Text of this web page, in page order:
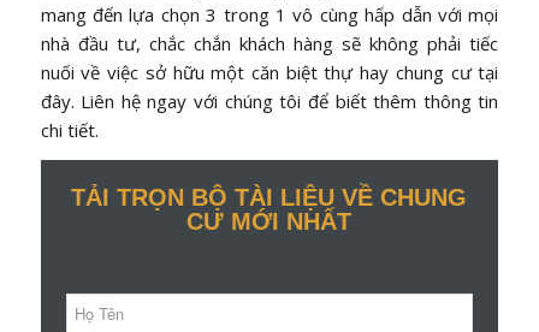
mang đến lựa chọn 3 trong 1 vô cùng hấp dẫn với mọi
nhà đầu tư, chắc chắn khách hàng sẽ không phải tiếc
nuối về việc sở hữu một căn biệt thự hay chung cư tại
đây. Liên hệ ngay với chúng tôi để biết thêm thông tin
chi tiết.
TẢI TRỌN BỘ TÀI LIỆU VỀ CHUNG
CƯ MỚI NHẤT